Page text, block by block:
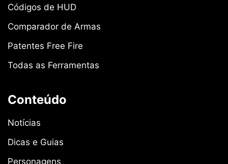
Códigos de HUD
Comparador de Armas
Patentes Free Fire
Todas as Ferramentas
Conteúdo
Notícias
Dicas e Guias
Personagens